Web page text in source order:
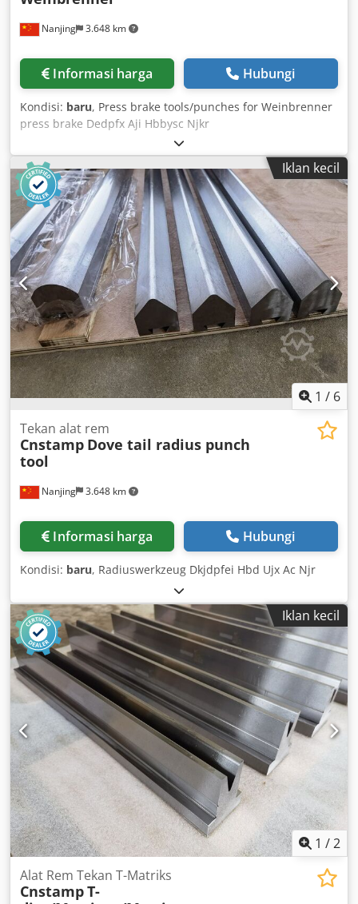
Nanjing 3.648 km
Informasi harga Hubungi
Kondisi: baru, Press brake tools/punches for Weinbrenner
press brake Dedpfx Aji Hbbysc Njkr
Iklan kecil
1 / 6
Nanjing 3.648 km
Tekan alat rem
Cnstamp Dove tail radius punch
tool
Informasi harga Hubungi
Kondisi: baru, Radiuswerkzeug Dkjdpfei Hbd Ujx Ac Njr
Iklan kecil
1 /2
Alat Rem Tekan T-Matriks
CnstampT-